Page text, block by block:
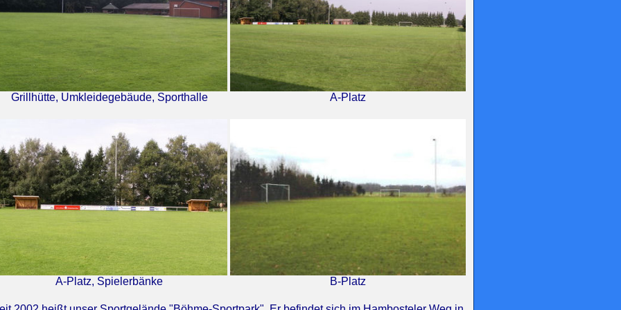
Grillhütte, Umkleidegebäude, Sporthalle A-Platz
A-Platz, Spielerbänke B-Platz